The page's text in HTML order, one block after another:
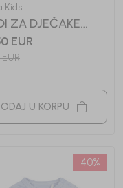
Kids
ZA DJEČAKE
EUR
EUR
U KORPU
40%